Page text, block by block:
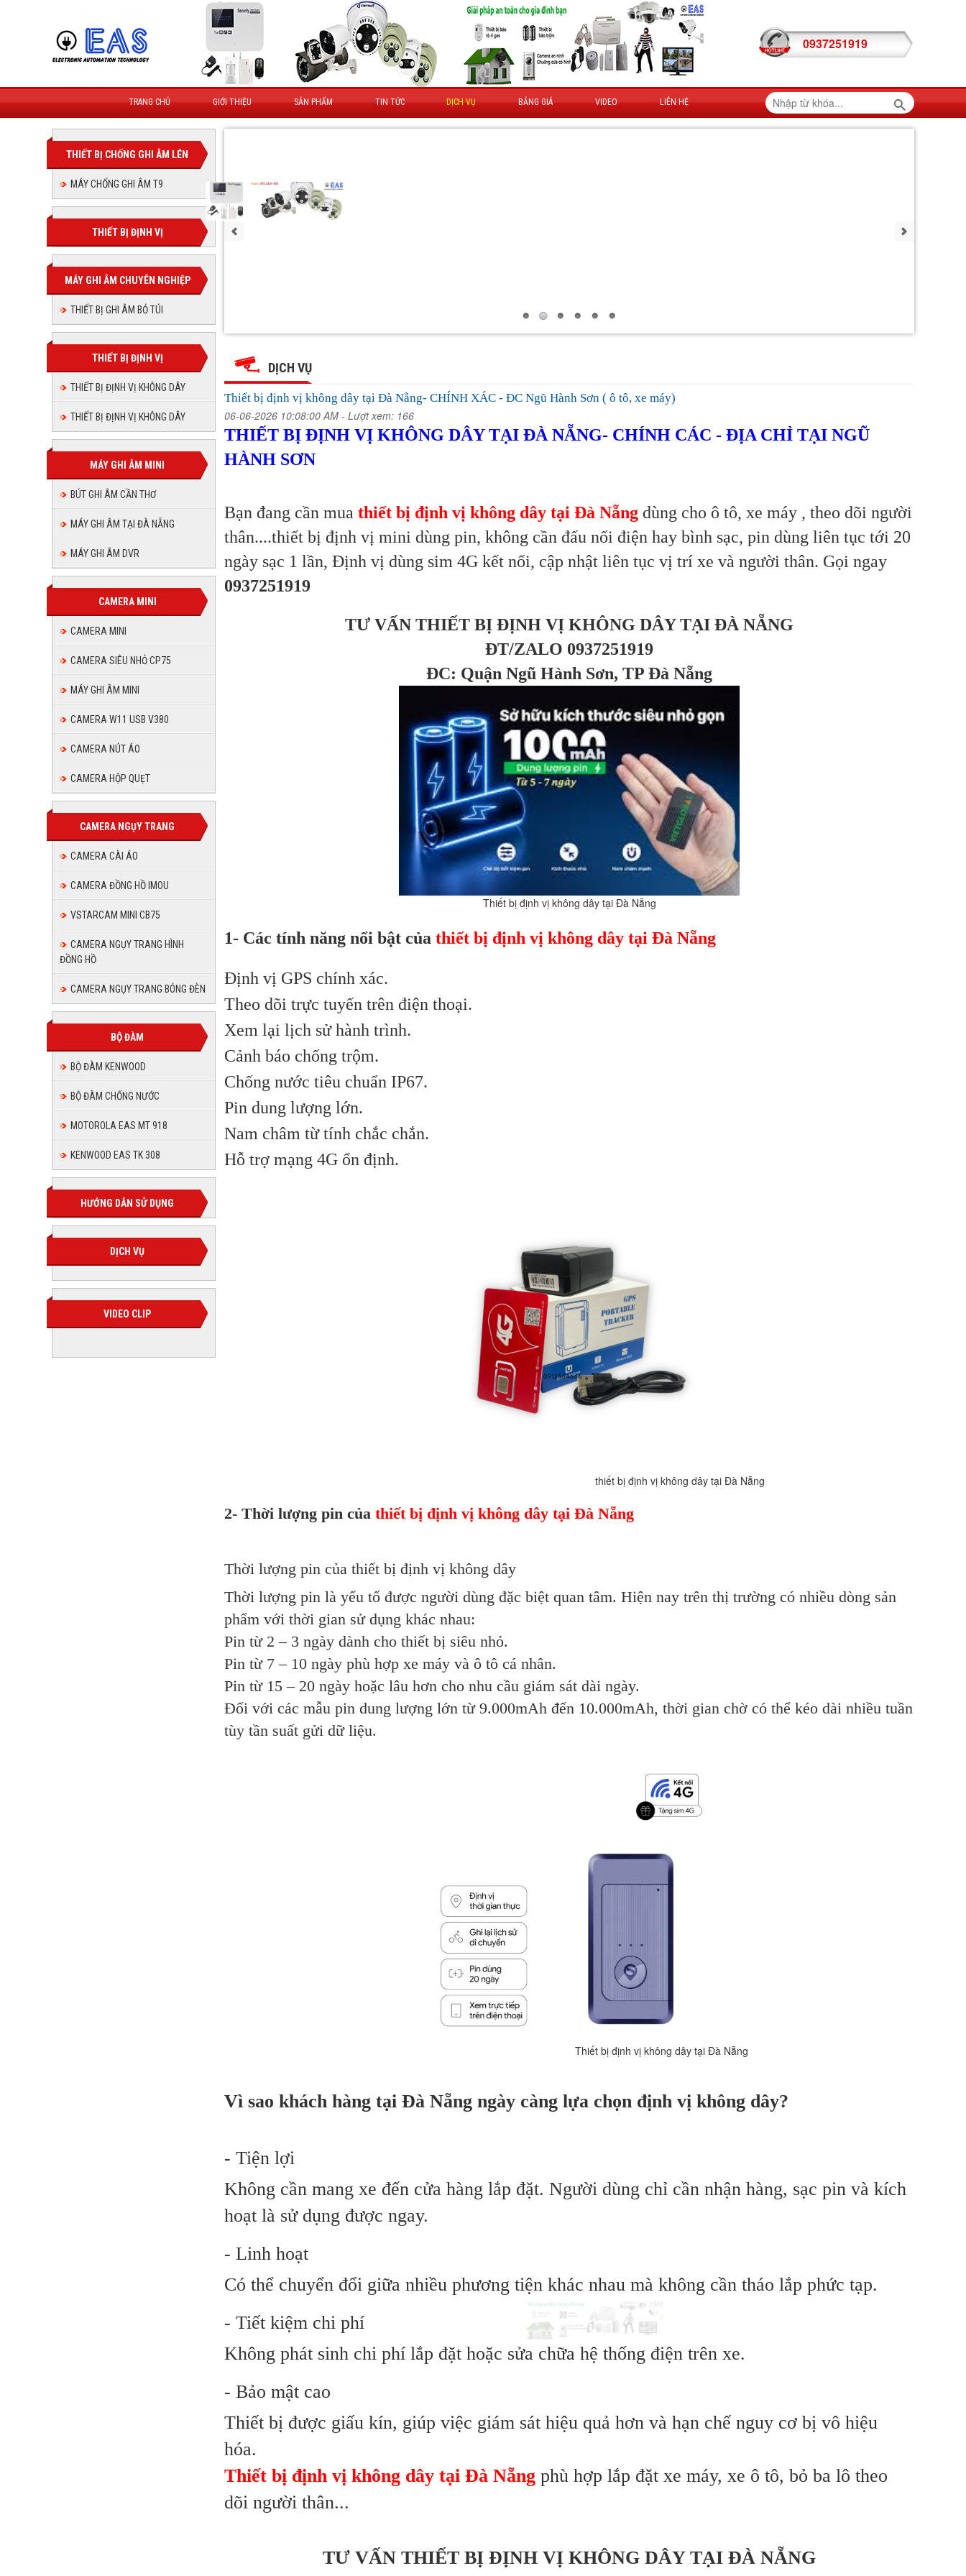
0937251919
TRANG CHỦ GIỚI THIỆU SẢN PHẨM TIN TỨC DỊCH VỤ BẢNG GIÁ VIDEO LIÊN HỆ
THIẾT BỊ CHỐNG GHI ÂM LÉN
MÁY CHỐNG GHI ÂM T9
THIẾT BỊ ĐỊNH VỊ
MÁY GHI ÂM CHUYÊN NGHIỆP
THIẾT BỊ GHI ÂM BỎ TÚI
THIẾT BỊ ĐỊNH VỊ
THIẾT BỊ ĐỊNH VỊ KHÔNG DÂY
THIẾT BỊ ĐỊNH VỊ KHÔNG DÂY
MÁY GHI ÂM MINI
BÚT GHI ÂM CẦN THƠ
MÁY GHI ÂM TẠI ĐÀ NẴNG
MÁY GHI ÂM DVR
CAMERA MINI
CAMERA MINI
CAMERA SIÊU NHỎ CP75
MÁY GHI ÂM MINI
CAMERA W11 USB V380
CAMERA NÚT ÁO
CAMERA HỘP QUẸT
CAMERA NGỤY TRANG
CAMERA CÀI ÁO
CAMERA ĐỒNG HỒ IMOU
VSTARCAM MINI CB75
CAMERA NGỤY TRANG HÌNH
ĐỒNG HỒ
CAMERA NGỤY TRANG BÓNG ĐÈN
BỘ ĐÀM
BỘ ĐÀM KENWOOD
BỘ ĐÀM CHỐNG NƯỚC
MOTOROLA EAS MT 918
KENWOOD EAS TK 308
HƯỚNG DẪN SỬ DỤNG
DỊCH VỤ
VIDEO CLIP
Thiết
bị
định
vị
không
tại
Đà
Nẵng-
CHÍNH
Thiết
bị
định
vị
không
dây
Đà
Nẵng-
CHÍNH
XÁC
Thiết
bị
định
vị
không
dây
tại
Đà
CHÍNH
XÁC
-
ĐC
Ngũ
Thiết
định
vị
không
dây
tại
Đà
Nẵng-
CHÍNH
ĐC
Ngũ
Hành
Sơn
(
ô
tô,
Thiết
định
không
dây
tại
Đà
CHÍNH
-
ĐC
(
ô
tô,
xe
máy)
Thiết
định
không
dây
tại
Đà
Nẵng-
CHÍNH
XÁC
-
Ngũ
Hành
tô,
xe
máy)
DỊCH VỤ
Thiết bị định vị không dây tại Đà Nẵng- CHÍNH XÁC - ĐC Ngũ Hành Sơn ( ô tô, xe máy)
06-06-2026 10:08:00 AM - Lượt xem: 166
THIẾT BỊ ĐỊNH VỊ KHÔNG DÂY TẠI ĐÀ NẴNG- CHÍNH CÁC - ĐỊA CHỈ TẠI NGŨ
HÀNH SƠN
Bạn đang cần mua thiết bị định vị không dây tại Đà Nẵng dùng cho ô tô, xe máy , theo dõi người
thân....thiết bị định vị mini dùng pin, không cần đấu nối điện hay bình sạc, pin dùng liên tục tới 20
ngày sạc 1 lần, Định vị dùng sim 4G kết nối, cập nhật liên tục vị trí xe và người thân. Gọi ngay
0937251919
TƯ VẤN THIẾT BỊ ĐỊNH VỊ KHÔNG DÂY TẠI ĐÀ NẴNG
ĐT/ZALO 0937251919
ĐC: Quận Ngũ Hành Sơn, TP Đà Nẵng
Thiết bị định vị không dây tại Đà Nẵng
1- Các tính năng nổi bật của thiết bị định vị không dây tại Đà Nẵng
Định vị GPS chính xác.
Theo dõi trực tuyến trên điện thoại.
Xem lại lịch sử hành trình.
Cảnh báo chống trộm.
Chống nước tiêu chuẩn IP67.
Pin dung lượng lớn.
Nam châm từ tính chắc chắn.
Hỗ trợ mạng 4G ổn định.
thiết bị định vị không dây tại Đà Nẵng
2- Thời lượng pin của thiết bị định vị không dây tại Đà Nẵng
Thời lượng pin của thiết bị định vị không dây
Thời lượng pin là yếu tố được người dùng đặc biệt quan tâm. Hiện nay trên thị trường có nhiều dòng sản
phẩm với thời gian sử dụng khác nhau:
Pin từ 2 – 3 ngày dành cho thiết bị siêu nhỏ.
Pin từ 7 – 10 ngày phù hợp xe máy và ô tô cá nhân.
Pin từ 15 – 20 ngày hoặc lâu hơn cho nhu cầu giám sát dài ngày.
Đối với các mẫu pin dung lượng lớn từ 9.000mAh đến 10.000mAh, thời gian chờ có thể kéo dài nhiều tuần
tùy tần suất gửi dữ liệu.
Thiết bị định vị không dây tại Đà Nẵng
Vì sao khách hàng tại Đà Nẵng ngày càng lựa chọn định vị không dây?
- Tiện lợi
Không cần mang xe đến cửa hàng lắp đặt. Người dùng chỉ cần nhận hàng, sạc pin và kích
hoạt là sử dụng được ngay.
- Linh hoạt
Có thể chuyển đổi giữa nhiều phương tiện khác nhau mà không cần tháo lắp phức tạp.
- Tiết kiệm chi phí
Không phát sinh chi phí lắp đặt hoặc sửa chữa hệ thống điện trên xe.
- Bảo mật cao
Thiết bị được giấu kín, giúp việc giám sát hiệu quả hơn và hạn chế nguy cơ bị vô hiệu
hóa.
Thiết bị định vị không dây tại Đà Nẵng phù hợp lắp đặt xe máy, xe ô tô, bỏ ba lô theo
dõi người thân...
TƯ VẤN THIẾT BỊ ĐỊNH VỊ KHÔNG DÂY TẠI ĐÀ NẴNG